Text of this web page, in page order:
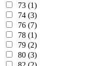
73 (1)
74 (3)
76 (7)
78 (1)
79 (2)
80 (3)